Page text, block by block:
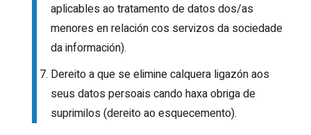
aplicables ao tratamento de datos dos/as
menores en relación cos servizos da sociedade
da información).
Dereito a que se elimine calquera ligazón aos
seus datos persoais cando haxa obriga de
suprimilos (dereito ao esquecemento).